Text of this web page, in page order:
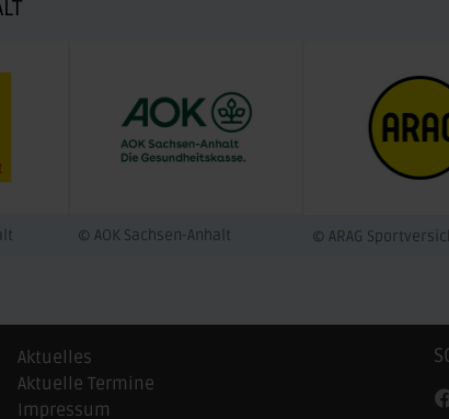
© AOK Sachsen-Anhalt © ARAG
Aktuelles
Aktuelle Termine
Impressum